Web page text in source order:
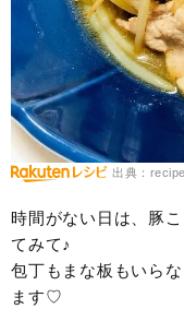
出典：
時間がない日は、豚
てみて♪
包丁もまな板もいら
ます♡